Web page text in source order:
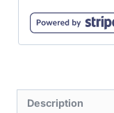
Description